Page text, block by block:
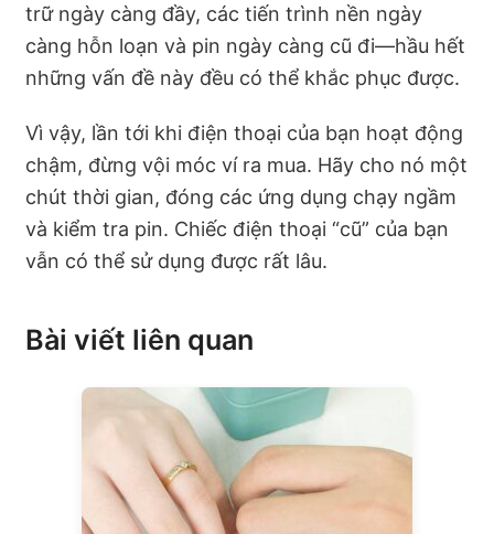
trữ ngày càng đầy, các tiến trình nền ngày
càng hỗn loạn và pin ngày càng cũ đi—hầu hết
những vấn đề này đều có thể khắc phục được.
Vì vậy, lần tới khi điện thoại của bạn hoạt động
chậm, đừng vội móc ví ra mua. Hãy cho nó một
chút thời gian, đóng các ứng dụng chạy ngầm
và kiểm tra pin. Chiếc điện thoại “cũ” của bạn
vẫn có thể sử dụng được rất lâu.
Bài viết liên quan